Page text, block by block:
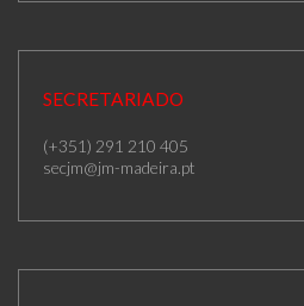
SECRETARIADO
(+351) 291 210 405
secjm@jm-madeira.pt